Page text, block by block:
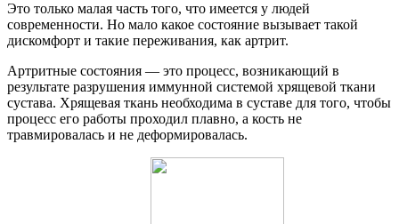
Это только малая часть того, что имеется у людей
современности. Но мало какое состояние вызывает такой
дискомфорт и такие переживания, как артрит.
Артритные состояния — это процесс, возникающий в
результате разрушения иммунной системой хрящевой ткани
сустава. Хрящевая ткань необходима в суставе для того, чтобы
процесс его работы проходил плавно, а кость не
травмировалась и не деформировалась.